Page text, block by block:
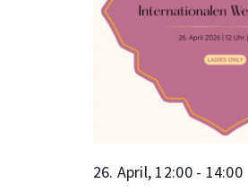
26. April, 12:00- 14:00